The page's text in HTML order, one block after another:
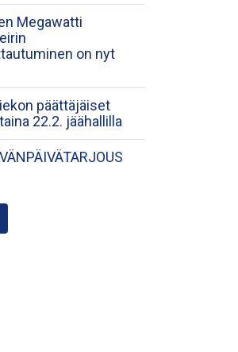
Megawatti
on nyt
päättäjäiset
22.2. jäähallilla